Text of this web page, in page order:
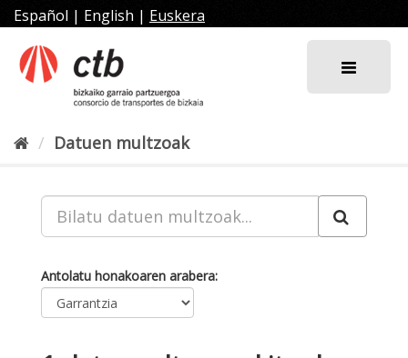
Joan
edukira
Español | English | Euskera
Datuen multzoak
Antolatu honakoaren arabera